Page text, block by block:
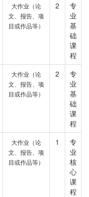
大作业（论
文、报告、项
目或作品等）
2
专
业
基
础
课
程
大作业（论
文、报告、项
目或作品等）
2
专
业
基
础
课
程
大作业（论
文、报告、项
目或作品等）
1
专
业
核
心
课
程